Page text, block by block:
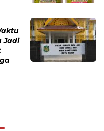
Jadi